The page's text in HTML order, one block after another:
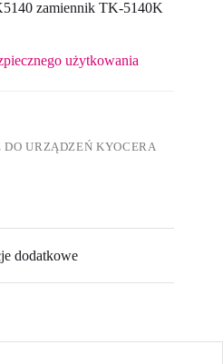
zamiennik TK-5140K
użytkowania
DO URZĄDZEŃ KYOCERA
dodatkowe